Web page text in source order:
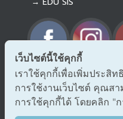
→ ร้องเรียนทุจริตและปร
→ แจ้งเรื่องร้องออนไลน์
→ รับเรื่องร้องเรียน/แจ้ง
เว็บไซต์นี้ใช้คุกกี้
เราใช้คุกกี้เพื่อเพิ่มประสิ
การใช้งานเว็บไซต์ คุณส
การใช้คุกกี้ได้ โดยคลิก "